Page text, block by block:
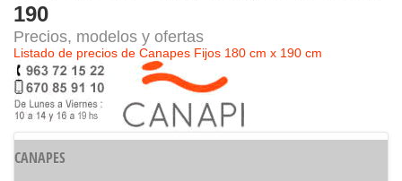
190
Precios, modelos y ofertas
Listado de precios de Canapes Fijos 180 cm x 190 cm
CANAPES